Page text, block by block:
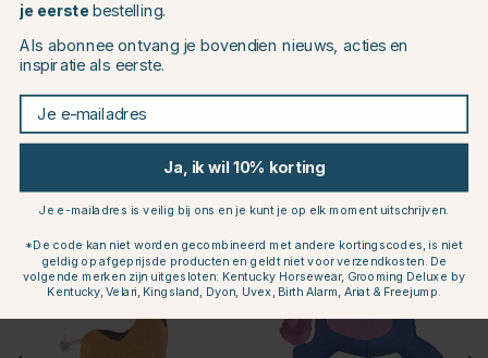
Dit vind je misschien ook leuk
15 20
je eerstebestelling.
Als abonnee ontvang je bovendien nieuws, acties en
inspiratie als eerste.
Je e-mailadres
Ja, ik wil 10% korting
Je e-mailadres is veilig bij ons en je kunt je op elk moment uitschrijven.
*De code kan niet worden gecombineerd met andere kortingscodes, is niet
geldig op afgeprijsde producten en geldt niet voor verzendkosten. De
volgende merken zijn uitgesloten: Kentucky Horsewear, Grooming Deluxe by
Kentucky, Velari, Kingsland, Dyon, Uvex, Birth Alarm, Ariat & Freejump.